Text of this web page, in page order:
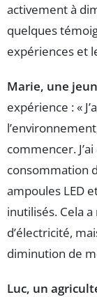
activement à
quelques
expériences et
Marie, une
expérience : «
commencer.
consommation
ampoules LED
inutilisés. Cela
d’électricité,
diminution de
Luc, un